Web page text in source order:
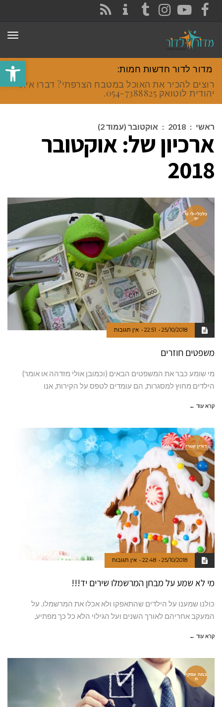
פתח
FACEBOOK
YOUTUBE
INSTAGRAM
TUMBLR
מדור לדור חדשות חמות:
רוצים להכיר את האוכל במטבח הצרפתי? דברו איתי
יהודית לוטואק 054-7388825.
ראשי :
2018
: אוקטובר (עמוד 2)
ארכיון של: אוקטובר
2018
כלכלי-לי ט
יפ
25/10/2018
22:51 אין תגובות
משפטים חוזרים
מי שומע כבר את המשפטים הבאים (וכמובן אולי מזדהה או אומר)
הילדים מחוץ למסגרות, הם עומדים לטפס על הקירות, אנו
קרא עוד ←
דורין קטרי
25/10/2018
22:48 אין תגובות
מי לא שמע על מבחן המרשמלו שירים יד!!!
כולנו שמענו על הילדים שהתאפקו ולא אכלו את המרשמלו. על
המעקב אחריהם לאורך השנים ועל הגילוי הלא כל כך מפתיע,
קרא עוד ←
במה עסקי
ת